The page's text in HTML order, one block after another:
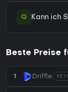
Q Kann ich
Beste Preise
1 Driffle